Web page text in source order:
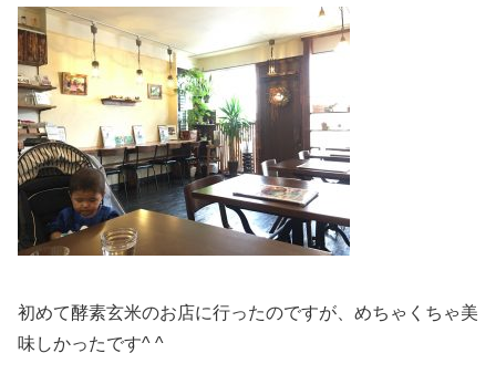
初めて酵素玄米のお店に行ったのですが、めちゃくちゃ美
味しかったです^ ^